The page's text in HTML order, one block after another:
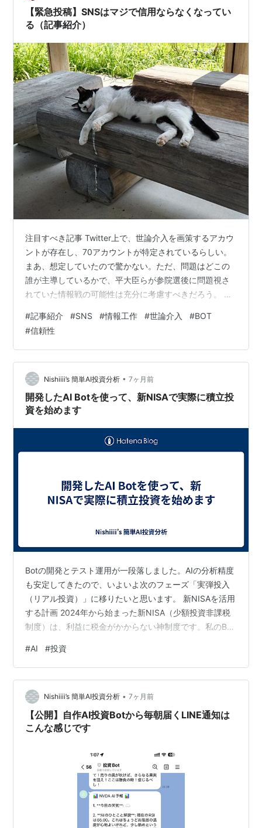
肝心の火力がなければ、押し切ることはできません。よ
ってドラゴンファロス同様、…
【緊急投稿】SNSはマジで信用ならなくなってい
る（記事紹介）
注目すべき記事 Twitter上で、世論介入を画策するアカウ
ントが存在し、70アカウントが特定されているらしい。
まあ、想定していたので驚かない。ただ、問題はどこの
誰が主導しているかで、平大臣らが参院選後に問題視さ
れていた情報戦の可能性は充分に考慮すべきだろう。 毎
解説されているので共有しておく。詳細は記事に譲る
が、かなり巧妙化していて、おそらく見抜くのは難しい
だろう。 ただ、最近のトレンドを見るに、間違いなく操
作されていると思う。浮沈が不自然すぎる。 日本経済新
聞の社説、「誤情報に惑わされずSNSの賢い活用を」と
あるが、しごく当たり前の事…
#記事紹介 #SNS #情報工作 #世論介入 #BOT
#信頼性
Nishiiii’s 簡単AI投資分析 • 7ヶ月前
開発したAI Botを使って、新NISAで実際に積立投
資を始めます
Botの開発とテスト運用が一段落しました。AIの分析精度
も安定してきたので、いよいよ次のフェーズ「実弾投入
（リアル投資）」に移りたいと思います。 新NISAを活用
する計画 2024年から始まった新NISA（少額投資非課税
制度）は、利益に税金がかからない神制度です。私のBot
で、新NISAの成長投資枠を使ってスポット購入していく
戦略を立てています。 どこの証券会社を使うか？ Botと
の連携しやすさや手数料の安さを考慮して、現在は以下
の2社を比較検討しています。 SBI証券: 投信マイレージ
などポイント還元が強く、API環境も充実している印象。
楽天…
#AI #投資
Nishiiii’s 簡単AI投資分析 • 7ヶ月前
【公開】自作AI投資Botから毎朝届くLINE通知は
こんな感じです